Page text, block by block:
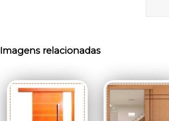
Imagens relacionadas